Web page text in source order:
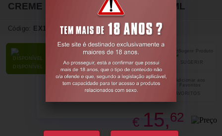
CREME RETARDANTE PRORINO 50ML
Código: EX16663
DISPONÍVEL
SUGERIR
PARTILHAR
FAVORITOS
€ 15,62